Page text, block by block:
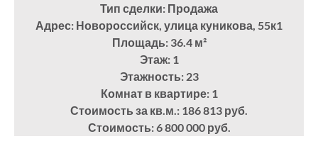
Тип сделки: Продажа
Адрес: Новороссийск, улица куникова, 55к1
Площадь: 36.4м²
Этаж: 1
Этажность: 23
Комнат в квартире: 1
Стоимость за кв.м.: 186 813 руб.
Стоимость: 6 800 000 руб.